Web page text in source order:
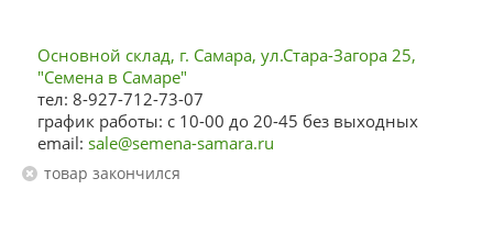
Основной склад, г. Самара, ул.Стара-Загора 25,
"Семена в Самаре"
тел: 8-927-712-73-07
график работы: с 10-00 до 20-45 без выходных
email: sale@semena-samara.ru
Товар закончился